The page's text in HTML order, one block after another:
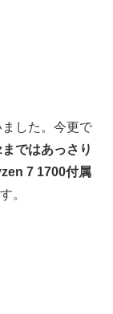
した。今更で
ではあっさり
7 1700付属
。